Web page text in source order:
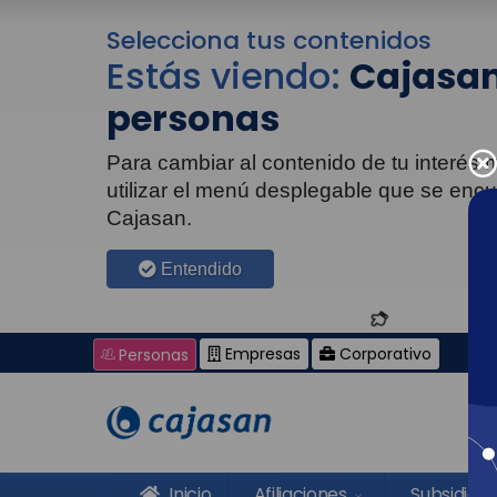
Selecciona tus contenidos
Estás viendo:
personas
Para cambiar al contenido de tu interés
utilizar el menú desplegable que se
Cajasan.
Entendido
Personas Empresas Corporativo